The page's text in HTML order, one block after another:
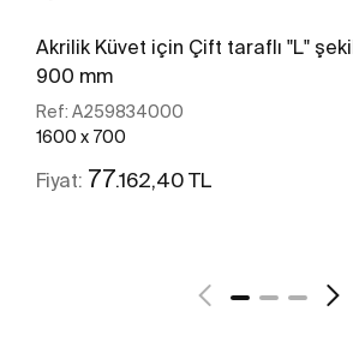
Akrilik Küvet için Çift taraflı "L"
900 mm
Ref: A259834000
1600 x 700
Fiyat: 77.162,40 TL